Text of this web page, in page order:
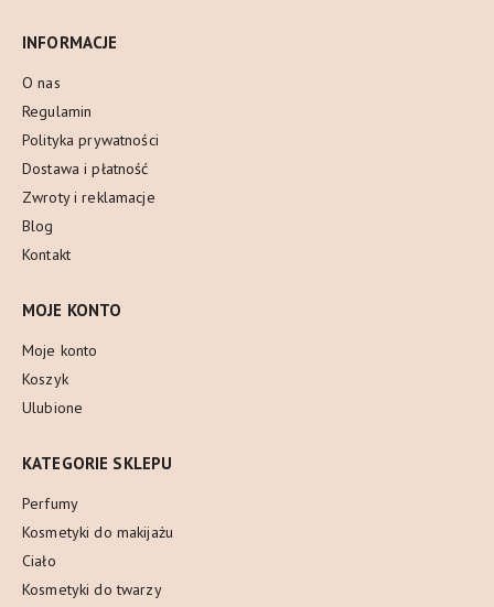
INFORMACJE
O nas
Regulamin
Polityka prywatności
Dostawa i płatność
Zwroty i reklamacje
Blog
Kontakt
MOJE KONTO
Moje konto
Koszyk
Ulubione
KATEGORIE SKLEPU
Perfumy
Kosmetyki do makijażu
Ciało
Kosmetyki do twarzy